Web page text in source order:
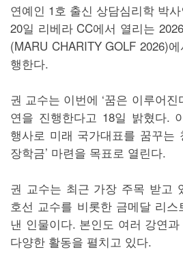
연예인 1호 출신 상담심리학 박
20일 리베라 CC에서 열리는
(MARU CHARITY GOLF 2026)
행한다.
권 교수는 이번에 ‘꿈은 이루어
연을 진행한다고 18일 밝혔다.
행사로 미래 국가대표를 꿈꾸는
장학금’ 마련을 목표로 열린다.
권 교수는 최근 가장 주목 받고
호선 교수를 비롯한 금메달 리
낸 인물이다. 본인도 여러 강연
다양한 활동을 펼치고 있다.